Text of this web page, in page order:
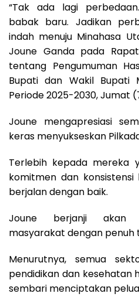
“Tak ada lagi
babak baru. Jadikan
indah menuju Minahasa
Joune Ganda pada
tentang Pengumuman
Bupati dan Wakil Bupati
Periode 2025-2030, Jumat
Joune mengapresiasi
keras menyukseskan
Terlebih kepada mereka
komitmen dan
berjalan dengan baik.
Joune berjanji akan
masyarakat dengan penuh
Menurutnya, semua
pendidikan dan kesehatan
sembari menciptakan